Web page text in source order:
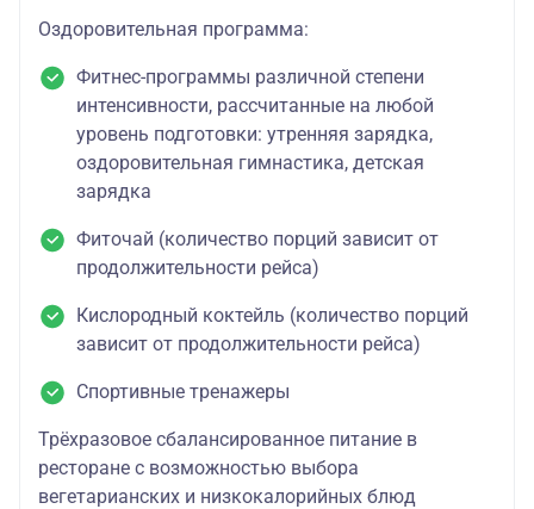
Оздоровительная программа:
Фитнес-программы различной степени
интенсивности, рассчитанные на любой
уровень подготовки: утренняя зарядка,
оздоровительная гимнастика, детская
зарядка
Фиточай (количество порций зависит от
продолжительности рейса)
Кислородный коктейль (количество порций
зависит от продолжительности рейса)
Спортивные тренажеры
Трёхразовое сбалансированное питание в
ресторане с возможностью выбора
вегетарианских и низкокалорийных блюд